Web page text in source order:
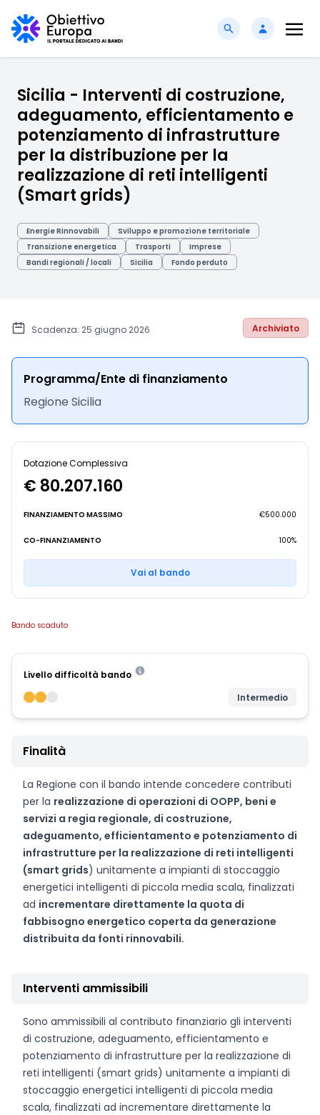
Sicilia - Interventi di costruzione,
adeguamento, efficientamento e
potenziamento di infrastrutture
per la distribuzione per la
realizzazione di reti intelligenti
(Smart grids)
Energie Rinnovabili
Sviluppo e promozione territoriale
Transizione energetica
Trasporti
Imprese
Bandi regionali / locali
Sicilia Fondo perduto
Scadenza: 25 giugno 2026 Archiviato
Programma/Ente di finanziamento
Regione Sicilia
Dotazione Complessiva
€ 80.207.160
FINANZIAMENTO MASSIMO €500.000
CO-FINANZIAMENTO 100%
Vai al bando
Bando scaduto
Livello difficoltà bando
Intermedio
Finalità
La Regione con il bando intende concedere contributi
per la realizzazione di operazioni di OOPP, beni e
servizi a regia regionale, di costruzione,
adeguamento, efficientamento e potenziamento di
infrastrutture per la realizzazione di reti intelligenti
(smart grids) unitamente a impianti di stoccaggio
energetici intelligenti di piccola media scala, finalizzati
ad incrementare direttamente la quota di
fabbisogno energetico coperta da generazione
distribuita da fonti rinnovabili.
Interventi ammissibili
Sono ammissibili al contributo finanziario gli interventi
di costruzione, adeguamento, efficientamento e
potenziamento di infrastrutture per la realizzazione di
reti intelligenti (smart grids) unitamente a impianti di
stoccaggio energetici intelligenti di piccola media
scala, finalizzati ad incrementare direttamente la